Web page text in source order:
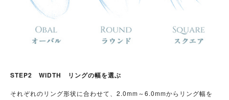
STEP2 WIDTH リングの幅を選ぶ
それぞれのリング形状に合わせて、2.0mm～6.0mmからリング幅を